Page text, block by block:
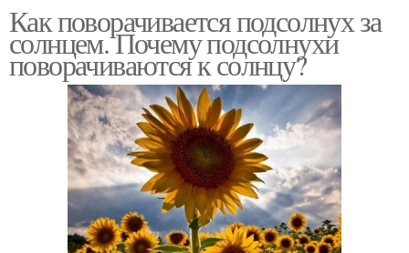
Как поворачивается подсолнух за
солнцем. Почему подсолнухи
поворачиваются к солнцу?